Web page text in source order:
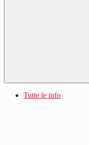
Tutte le info